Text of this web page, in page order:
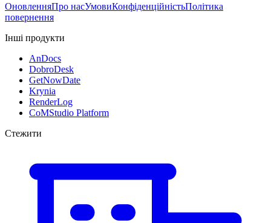
ОновленняПро насУмовиКонфіденційністьПолітика
повернення
Інші продукти
AnDocs
DobroDesk
GetNowDate
Krynia
RenderLog
CoMStudio Platform
Стежити